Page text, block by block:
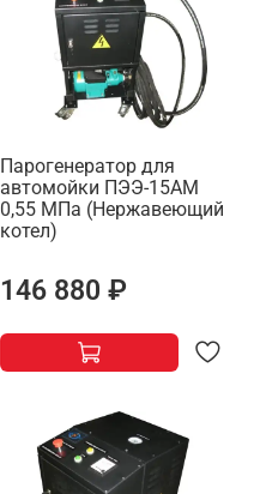
Парогенератор для
автомойки ПЭЭ-15АМ
0,55 МПа (Нержавеющий
котел)
146 880 ₽